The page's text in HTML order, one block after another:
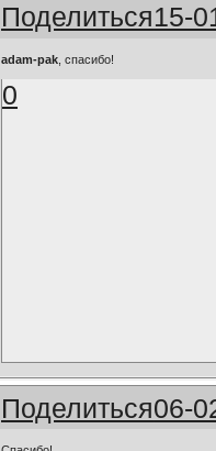
Поделиться15-
adam-pak , спасибо!
0
Поделиться06-